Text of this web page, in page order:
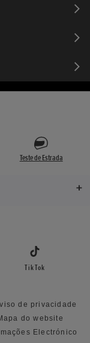
Teste de Estrada
TikTok
de privacidade
do website
Electrónico